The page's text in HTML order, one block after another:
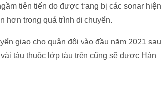
tiên tiến do được trang bị các sonar hiện
hơn trong quá trình di chuyển.
giao cho quân đội vào đầu năm 2021 sau
tàu thuộc lớp tàu trên cũng sẽ được Hàn